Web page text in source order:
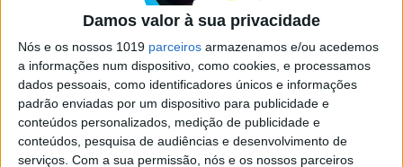
Damos valor à sua privacidade
Nós e os nossos 1019 parceiros armazenamos e/ou acedemos
a informações num dispositivo, como cookies, e processamos
dados pessoais, como identificadores únicos e informações
padrão enviadas por um dispositivo para publicidade e
conteúdos personalizados, medição de publicidade e
conteúdos, pesquisa de audiências e desenvolvimento de
serviços. Com a sua permissão, nós e os nossos parceiros
Exame Informática